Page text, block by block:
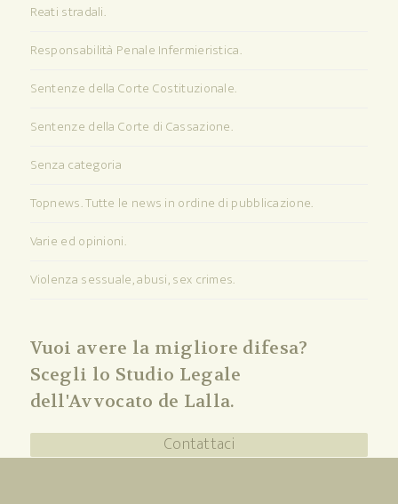
Reati stradali.
Responsabilità Penale Infermieristica.
Sentenze della Corte Costituzionale.
Sentenze della Corte di Cassazione.
Senza categoria
Topnews. Tutte le news in ordine di pubblicazione.
Varie ed opinioni.
Violenza sessuale, abusi, sex crimes.
Vuoi avere la migliore difesa?
Scegli lo Studio Legale
dell'Avvocato de Lalla.
Contattaci